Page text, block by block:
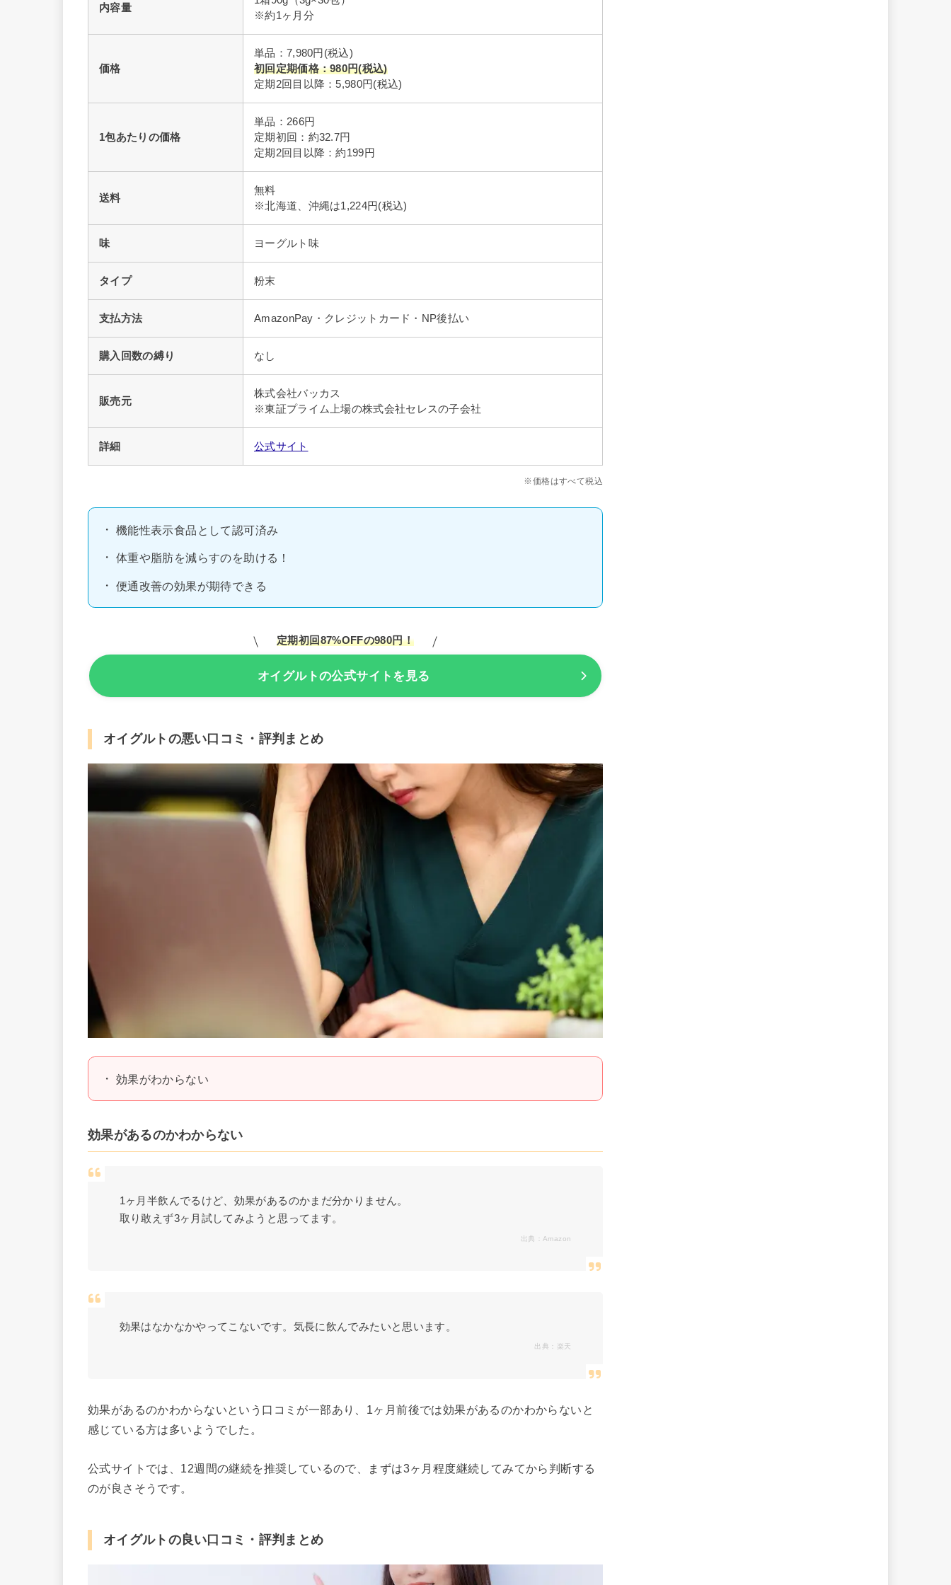
内容量
※約1ヶ月分
価格
単品：7,980円(税込)
初回定期価格：980円(税込)
定期2回目以降：5,980円(税込)
1包あたりの価格
単品：266円
定期初回：約32.7円
定期2回目以降：約199円
送料
無料
※北海道、沖縄は1,224円(税込)
味 ヨーグルト味
タイプ 粉末
支払方法 AmazonPay・クレジットカード・NP後払い
購入回数の縛り なし
販売元
株式会社バッカス
※東証プライム上場の株式会社セレスの子会社
詳細 公式サイト
※価格はすべて税込
機能性表示食品として認可済み
体重や脂肪を減らすのを助ける！
便通改善の効果が期待できる
定期初回87%OFFの980円！
オイグルトの公式サイトを見る
オイグルトの悪い口コミ・評判まとめ
効果がわからない
効果があるのかわからない
1ヶ月半飲んでるけど、効果があるのかまだ分かりません。
取り敢えず3ヶ月試してみようと思ってます。
出典： Amazon
効果はなかなかやってこないです。気長に飲んでみたいと思います。
出典： 楽天
効果があるのかわからないという口コミが一部あり、1ヶ月前後では効果があるのかわからないと
感じている方は多いようでした。
公式サイトでは、12週間の継続を推奨しているので、まずは3ヶ月程度継続してみてから判断する
のが良さそうです。
オイグルトの良い口コミ・評判まとめ